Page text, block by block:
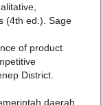
(4th ed.). Sage
of product
District.
daerah